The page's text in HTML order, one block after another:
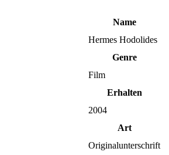
Name
Hermes Hodolides
Genre
Film
Erhalten
2004
Art
Originalunterschrift